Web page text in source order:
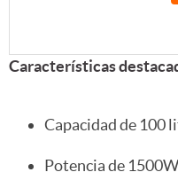
Características
Capacidad de 100
Potencia de